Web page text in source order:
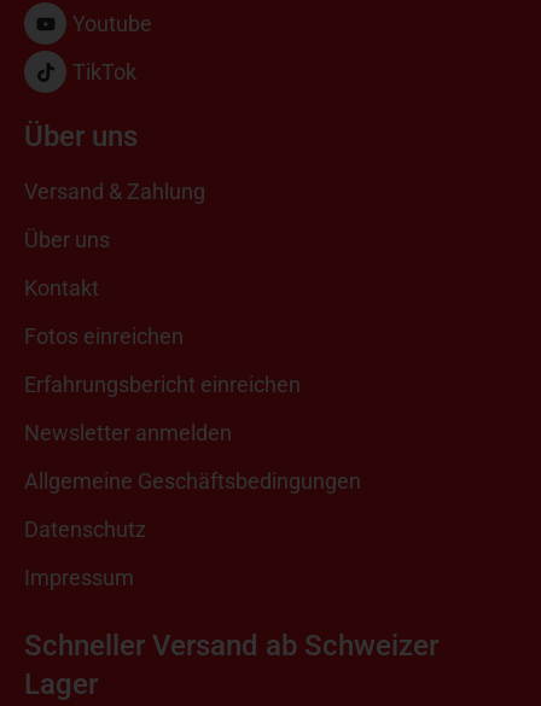
Youtube
TikTok
Über uns
Versand & Zahlung
Über uns
Kontakt
Fotos einreichen
Erfahrungsbericht einreichen
Newsletter anmelden
Allgemeine Geschäftsbedingungen
Datenschutz
Impressum
Schneller Versand ab Schweizer
Lager